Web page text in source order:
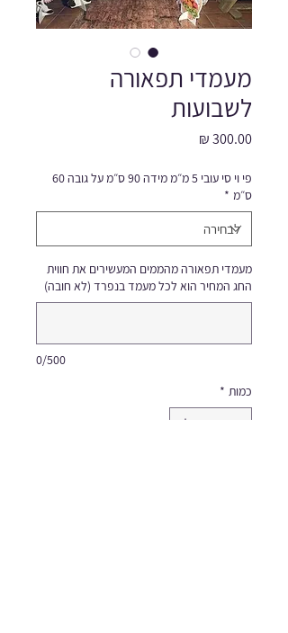
מעמדי תפאורה
לשבועות
פי וי סי עובי 5 מ״מ מידה 90 ס״מ על גובה 60
ס״מ *
מעמדי תפאורה מהממים המעשירים את חווית
החג המחיר הוא לכל מעמד בנפרד (לא חובה)
0/500
כמות *